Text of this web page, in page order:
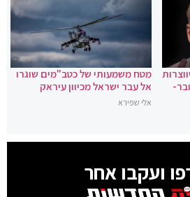
מטח משמעותי של כטב"מים שוגרו
אל עבר ישראל מכיוון עיראק
אלי שפירא
ועקבו אחר